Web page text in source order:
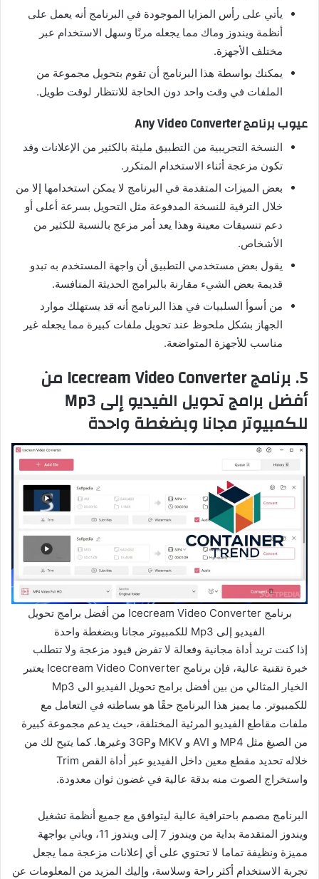
يأتي على رأس المزايا الموجودة في البرنامج أنه يعمل على
أنظمة ويندوز وماك مما يجعله مرنًا وسهل الاستخدام عبر
مختلف الأجهزة.
يمكنك بواسطة هذا البرنامج أن تقوم بتحويل مجموعة من
الملفات في وقت واحد دون الحاجة للانتظار لوقت طويل.
عيوب برنامج Any Video Converter
النسخة التجريبية من التطبيق مليئة بالكثير من الإعلانات وقد
تكون مزعجة أثناء الاستخدام المتكرر.
بعض الميزات المتقدمة في البرنامج لا يمكن استخدامها إلا من
خلال الترقية للنسخة المدفوعة مثل التحويل بسرعة أعلى أو
دعم تنسيقات معينة وهذا يعد أمر مزعج بالنسبة للكثير من
الأشخاص.
يقول بعض مستخدمي التطبيق أن واجهة المستخدم به تبدو
قديمة بعض الشيء مقارنة بالبرامج الحديثة المنافسة.
من أسوأ السلبيات في هذا البرنامج أنه قد يستهلك موارد
الجهاز بشكل ملحوظ عند تحويل ملفات كبيرة مما يجعله غير
مناسب للأجهزة المتواضعة.
5. برنامج Icecream Video Converter من
أفضل برامج تحويل الفيديو إلى Mp3
للكمبيوتر مجانا وبضغطة واحدة
برنامج Icecream Video Converter من أفضل برامج تحويل
الفيديو إلى Mp3 للكمبيوتر مجانا وبضغطة واحدة
إذا كنت تريد أداة مجانية وفعالة لا تفرض قيود مزعجة ولا تتطلب
خبرة تقنية عالية، فإن برنامج Icecream Video Converter يعتبر
الخيار المثالي من بين أفضل برامج تحويل الفيديو الى Mp3
للكمبيوتر. ما يميز هذا البرنامج حقًا هو بساطته في التعامل مع
ملفات مقاطع الفيديو المرئية المختلفة، حيث يدعم مجموعة كبيرة
من الصيغ مثل MP4 و AVI و MKV و3GP وغيرها. كما يتيح لك من
خلاله تحديد مقطع معين داخل الفيديو عبر أداة القص Trim
واستخراج الصوت منه بدقة عالية في غضون ثوان معدودة.
البرنامج مصمم باحترافية عالية ليتوافق مع جميع أنظمة تشغيل
ويندوز المتقدمة بداية من ويندوز 7 إلى ويندوز 11، وياتي بواجهة
مميزة ونظيفة تماما لا تحتوي على أي إعلانات مزعجة مما يجعل
تجربة الاستخدام أكثر راحة وسلاسة، وإليك المزيد من المعلومات عن